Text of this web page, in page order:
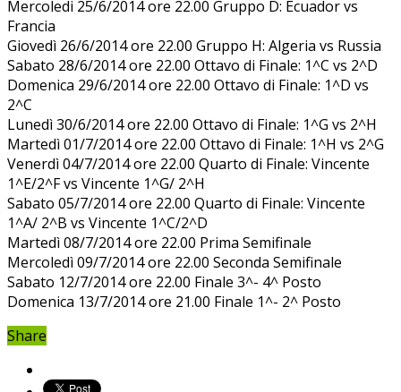
Mercoledi 25/6/2014 ore 22.00 Gruppo D: Ecuador vs
Francia
Giovedì 26/6/2014 ore 22.00 Gruppo H: Algeria vs Russia
Sabato 28/6/2014 ore 22.00 Ottavo di Finale: 1^C vs 2^D
Domenica 29/6/2014 ore 22.00 Ottavo di Finale: 1^D vs
2^C
Lunedì 30/6/2014 ore 22.00 Ottavo di Finale: 1^G vs 2^H
Martedì 01/7/2014 ore 22.00 Ottavo di Finale: 1^H vs 2^G
Venerdì 04/7/2014 ore 22.00 Quarto di Finale: Vincente
1^E/2^F vs Vincente 1^G/ 2^H
Sabato 05/7/2014 ore 22.00 Quarto di Finale: Vincente
1^A/ 2^B vs Vincente 1^C/2^D
Martedì 08/7/2014 ore 22.00 Prima Semifinale
Mercoledì 09/7/2014 ore 22.00 Seconda Semifinale
Sabato 12/7/2014 ore 22.00 Finale 3^- 4^ Posto
Domenica 13/7/2014 ore 21.00 Finale 1^- 2^ Posto
Share